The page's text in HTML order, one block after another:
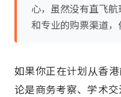
心，虽然没有直飞
和专业的购票渠道，
如果你正在计划从香
论是商务考察、学术